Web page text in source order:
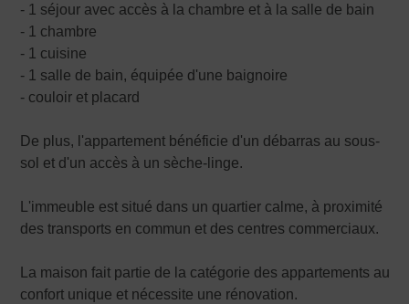
- 1 séjour avec accès à la chambre et à la salle de bain
- 1 chambre
- 1 cuisine
- 1 salle de bain, équipée d'une baignoire
- couloir et placard
De plus, l'appartement bénéficie d'un débarras au sous-
sol et d'un accès à un sèche-linge.
L'immeuble est situé dans un quartier calme, à proximité
des transports en commun et des centres commerciaux.
La maison fait partie de la catégorie des appartements au
confort unique et nécessite une rénovation.